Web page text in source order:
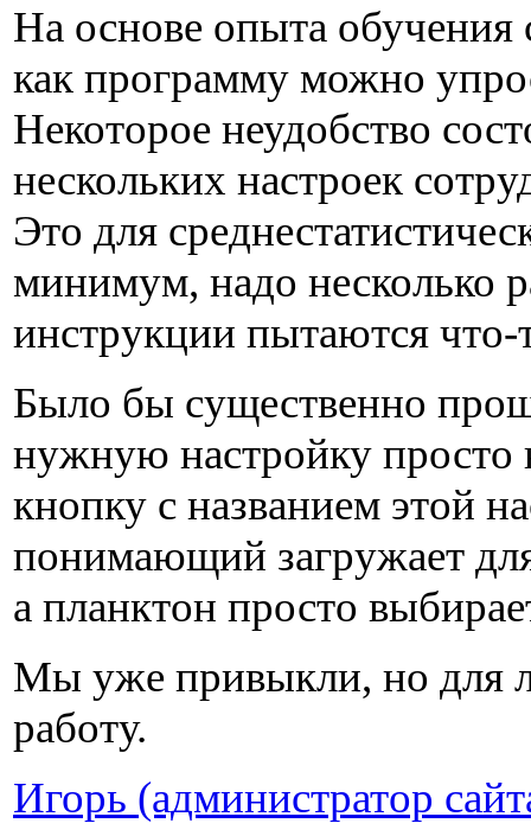
На основе опыта обучения
как программу можно
Некоторое неудобство
нескольких настроек
Это для
минимум, надо несколько
инструкции пытаются что-
Было бы существенно
нужную настройку
кнопку с названием этой
понимающий загружает
а планктон просто
Мы уже привыкли, но для
работу.
Игорь (администратор